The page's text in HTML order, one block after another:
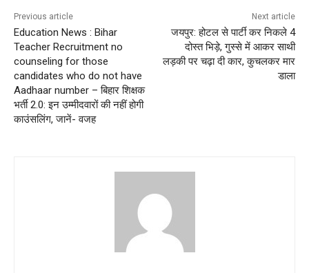
Previous article
Education News : Bihar
Teacher Recruitment no
counseling for those
candidates who do not have
Aadhaar number – बिहार शिक्षक
भर्ती 2.0: इन उम्मीदवारों की नहीं होगी
काउंसलिंग, जानें- वजह
Next article
जयपुर: होटल से पार्टी कर निकले 4
दोस्त भिड़े, गुस्से में आकर साथी
लड़की पर चढ़ा दी कार, कुचलकर मार
डाला